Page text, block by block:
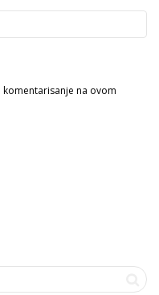
komentarisanje na ovom